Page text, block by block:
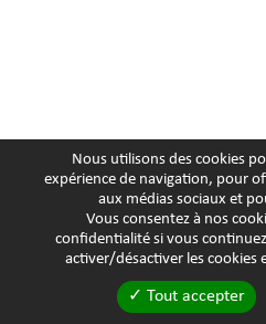
Nous utilisons des cookies
expérience de navigation, pour
aux médias sociaux et
Vous consentez à nos
confidentialitési vous
activer/désactiver les cookies
Tout accepter